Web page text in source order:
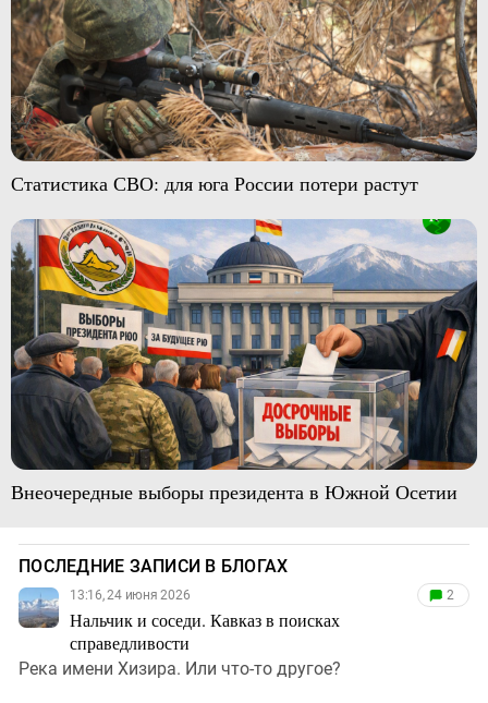
Статистика СВО: для юга России потери растут
Внеочередные выборы президента в Южной Осетии
ПОСЛЕДНИЕ ЗАПИСИ В БЛОГАХ
13:16, 24 июня 2026
Нальчик и соседи. Кавказ в поисках
справедливости
2
Река имени Хизира. Или что-то другое?